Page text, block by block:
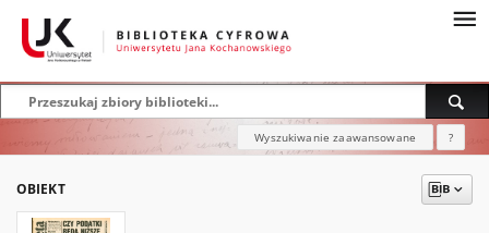
Wyszukiwanie zaawansowane ?
OBIEKT